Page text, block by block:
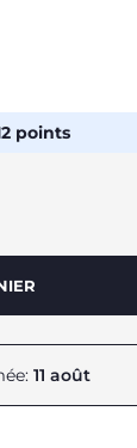
points
11 août